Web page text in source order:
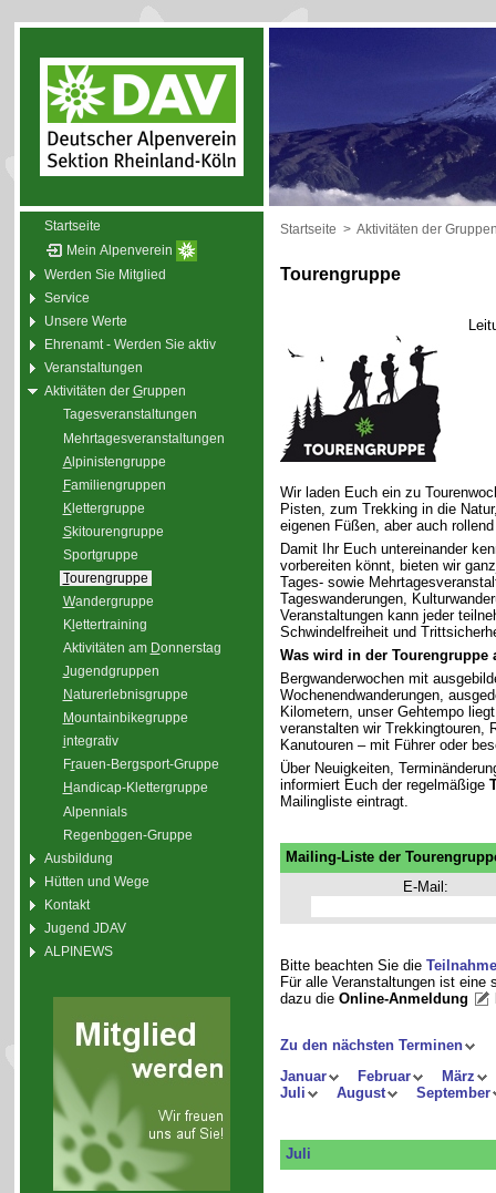
Startseite
Mein Alpenverein
Werden Sie Mitglied
Service
Unsere Werte
Ehrenamt - Werden Sie aktiv
Veranstaltungen
Aktivitäten der Gruppen
Tagesveranstaltungen
Mehrtagesveranstaltungen
Alpinistengruppe
Familiengruppen
Klettergruppe
Skitourengruppe
Sportgruppe
Tourengruppe
Wandergruppe
Kl ettertraining
Aktivitäten am Donnerstag
Jugendgruppen
Naturerlebnisgruppe
Mountainbikegruppe
integrativ
Frauen-Bergsport-Gruppe
Handicap-Klettergruppe
Alpennials
Regenbogen-Gruppe
Ausbildung
Hütten und Wege
Kontakt
Jugend JDAV
ALPINEWS
Startseite > Aktivitäten der
Tourengruppe
Wir laden Euch ein zu
Pisten, zum Trekking in die
eigenen Füßen, aber auch
Damit Ihr Euch untereinander
vorbereiten könnt, bieten wir
Tages- sowie
Tageswanderungen,
Veranstaltungen kann jeder
Schwindelfreiheit und
Was wird in der Tourengruppe
Bergwanderwochen mit
Wochenendwanderungen,
Kilometern, unser Gehtempo
veranstalten wir Trekkingtouren,
Kanutouren – mit Führer oder
Über Neuigkeiten,
informiert Euch der regelmäßige
Mailingliste eintragt.
Mailing-Liste der
E-Mail:
Bitte beachten Sie die
Für alle Veranstaltungen ist
dazu die Online-Anmeldung
Zu den nächsten Terminen
Januar
Februar
März
Juli
August September
Juli